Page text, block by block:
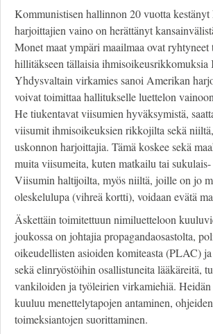
Kommunistisen hallinnon 20 vuotta
harjoittajien vaino on herättänyt
Monet maat ympäri maailmaa ovat
hillitäkseen tällaisia ihmisoikeusrikkomuksia
Yhdysvaltain virkamies sanoi Amerikan
voivat toimittaa hallitukselle luettelon
He tiukentavat viisumien hyväksymistä,
viisumit ihmisoikeuksien rikkojilta sekä
uskonnon harjoittajia. Tämä koskee sekä
muita viisumeita, kuten matkailu tai
Viisumin haltijoilta, myös niiltä, joille on jo
oleskelulupa (vihreä kortti), voidaan evätä
Äskettäin toimitettuun nimiluetteloon
joukossa on johtajia propagandaosastolta,
oikeudellisten asioiden komiteasta (PLAC)
sekä elinryöstöihin osallistuneita lääkäreitä,
vankiloiden ja työleirien virkamiehiä. Heidän
kuuluu menettelytapojen antaminen,
toimeksiantojen suorittaminen.